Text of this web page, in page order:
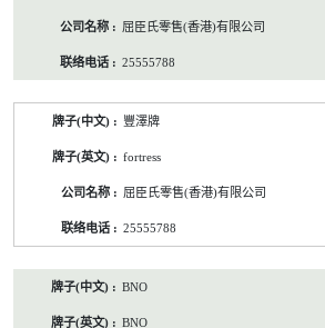
屈臣氏零售(香港)有限公司
25555788
豐澤牌
fortress
屈臣氏零售(香港)有限公司
25555788
BNO
BNO